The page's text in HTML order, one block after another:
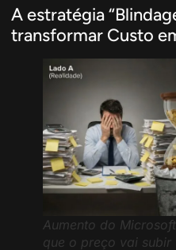
A estratégia
transformar Custo
Aumento do
que o preço vai